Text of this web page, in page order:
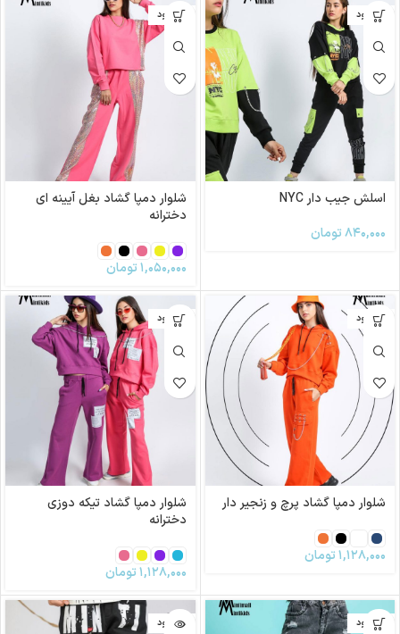
ناموجود
اسلش جیب دار NYC
۸۴۰,۰۰۰تومان
ناموجود
شلوار دمپا گشاد بغل آیینه ای
دخترانه
۱,۰۵۰,۰۰۰تومان
ناموجود
شلوار دمپا گشاد پرچ و زنجیر دار
۱,۱۲۸,۰۰۰تومان
ناموجود
شلوار دمپا گشاد تیکه دوزی
دخترانه
۱,۱۲۸,۰۰۰تومان
ناموجود ناموجود